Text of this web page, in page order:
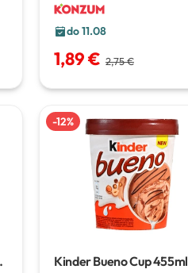
do 11.08
1,89 € 2,75 €
-12%
Kinder Bueno Cup455ml